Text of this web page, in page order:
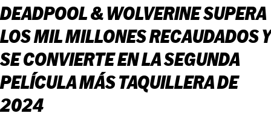
DEADPOOL & WOLVERINE SUPERA
LOS MIL MILLONES RECAUDADOS Y
SE CONVIERTE EN LA SEGUNDA
PELÍCULA MÁS TAQUILLERA DE
2024